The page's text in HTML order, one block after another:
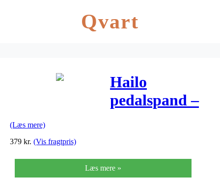
Qvart
Hailo
pedalspand –
(Læs mere)
379 kr. (Vis fragtpris)
Læs mere »